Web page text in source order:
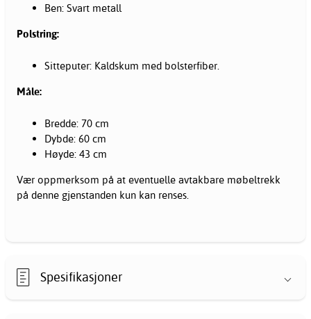
Ben: Svart metall
Polstring:
Sitteputer: Kaldskum med bolsterfiber.
Måle:
Bredde: 70 cm
Dybde: 60 cm
Høyde: 43 cm
Vær oppmerksom på at eventuelle avtakbare møbeltrekk
på denne gjenstanden kun kan renses.
Spesifikasjoner